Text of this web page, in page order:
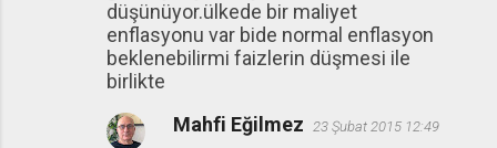
düşünüyor.ülkede bir maliyet
enflasyonu var bide normal enflasyon
beklenebilirmi faizlerin düşmesi ile
birlikte
Mahfi Eğilmez 23 Şubat 2015 12:49